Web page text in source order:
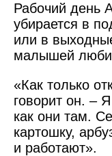
Рабочий день
убирается в
или в
малышей
«Как только
говорит он. –
как они там.
картошку,
и работают».